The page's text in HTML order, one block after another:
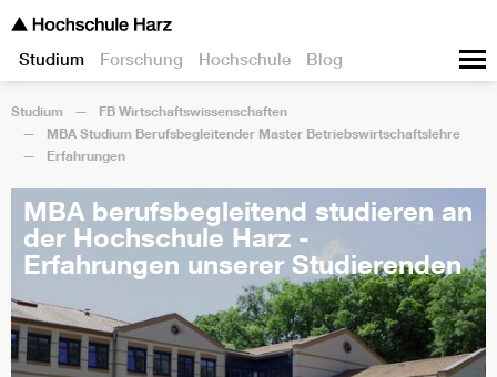
Studium Forschung Hochschule Blog
Studium
FB Wirtschaftswissenschaften
MBA Studium Berufsbegleitender Master Betriebswirtschaftslehre
Erfahrungen
MBA berufsbegleitend studieren an
der Hochschule Harz -
Erfahrungen unserer Studierenden